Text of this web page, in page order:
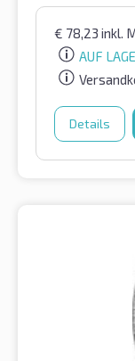
€ 78,23 inkl.
AUF
Details